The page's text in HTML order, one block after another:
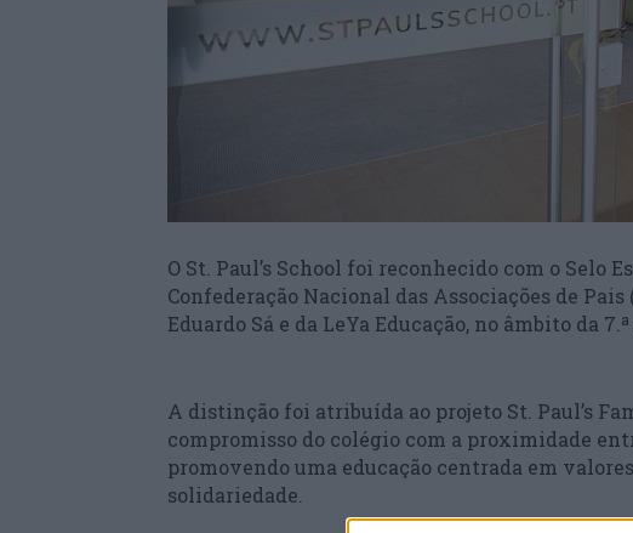
O St. Paul’s School foi reconhecido com o Selo
Confederação Nacional das Associações de Pais
Eduardo Sá e da LeYa Educação, no âmbito da
A distinção foi atribuída ao projeto St. Paul’s
compromisso do colégio com a proximidade
promovendo uma educação centrada em
solidariedade.